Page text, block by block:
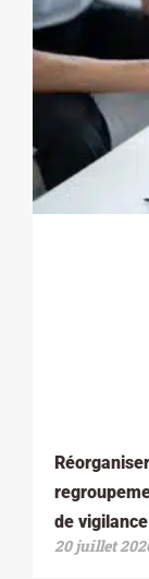
de vigilance
20 juillet